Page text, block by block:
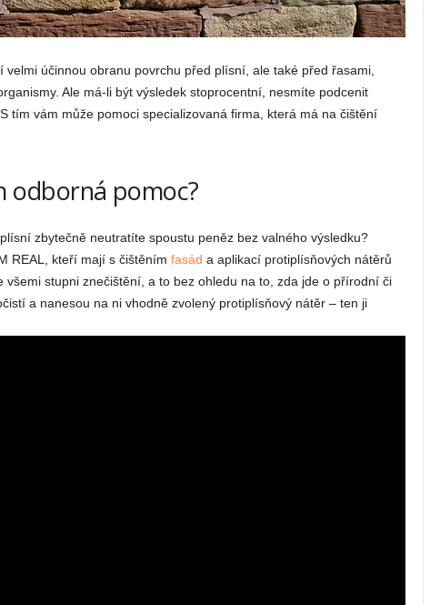
velmi účinnou obranu povrchu před plísní, ale také před řasami,
Ale má-li být výsledek stoprocentní, nesmíte podcenit
tím vám může pomoci specializovaná firma, která má na čištění
odborná pomoc?
zbytečně neutratíte spoustu peněz bez valného výsledku?
REAL, kteří mají s čištěním fasád a aplikací protiplísňových nátěrů
všemi stupni znečištění, a to bez ohledu na to, zda jde o přírodní či
a nanesou na ni vhodně zvolený protiplísňový nátěr – ten ji